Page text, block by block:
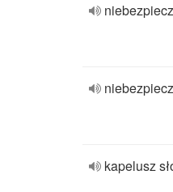
kapelusz